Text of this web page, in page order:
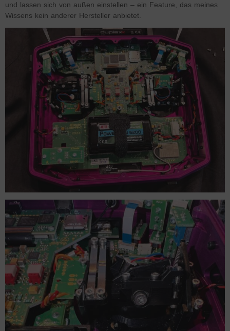
und lassen sich von außen einstellen – ein Feature, das meines
Wissens kein anderer Hersteller anbietet.